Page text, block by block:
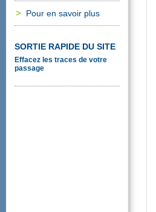
Pourensavoirplus
SORTIERAPIDEDUSITE
Effacezlestracesdevotre
passage